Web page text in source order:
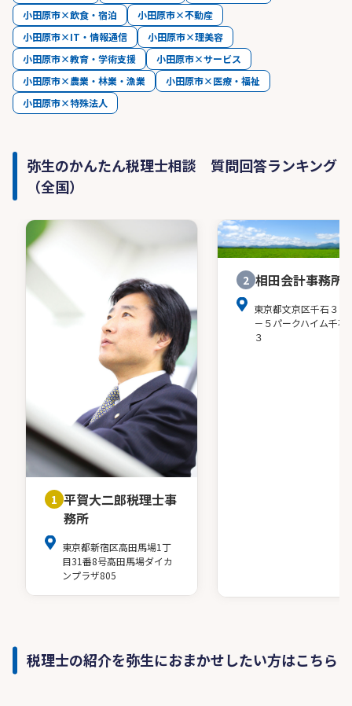
小田原市×飲食・宿泊
小田原市×不動産
小田原市×IT・情報通信
小田原市×理美容
小田原市×教育・学術支援
小田原市×サービス
小田原市×農業・林業・漁業
小田原市×医療・福祉
小田原市×特殊法人
弥生のかんたん税理士相談 質問回答ランキング
（全国）
1 平賀大二郎税理士事
務所
東京都新宿区高田馬場1丁
目31番8号高田馬場ダイカ
ンプラザ805
2 相田会計事務所
東京都文京区千石３－
－５パークハイム千石
３
税理士の紹介を弥生におまかせしたい方はこちら